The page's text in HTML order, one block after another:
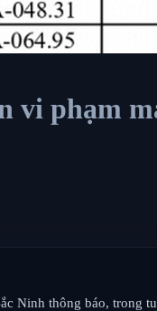
vi phạm
Ninh thông báo, trong